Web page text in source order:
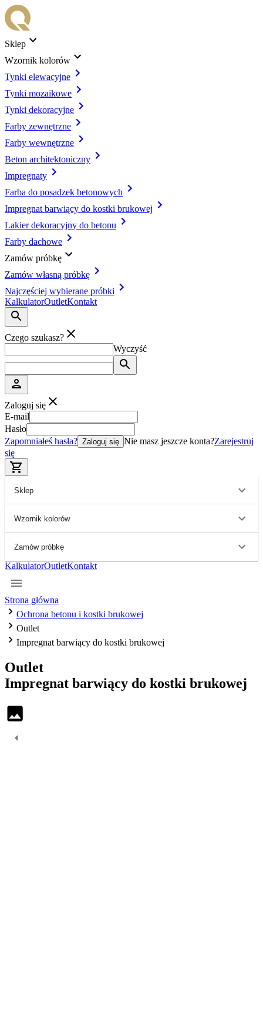
Sklep
Wzornik kolorów
Tynki elewacyjne
Tynki mozaikowe
Tynki dekoracyjne
Farby zewnętrzne
Farby wewnętrzne
Beton architektoniczny
Impregnaty
Farba do posadzek betonowych
Impregnat barwiący do kostki brukowej
Lakier dekoracyjny do betonu
Farby dachowe
Zamów próbkę
Zamów własną próbkę
Najczęściej wybierane próbki
KalkulatorOutletKontakt
Czego szukasz?
Wyczyść
Zaloguj się
E-mail
Hasło
Zapomniałeś hasła? Zaloguj się Nie masz jeszcze konta?Zarejestruj
się
Sklep
Wzornik kolorów
Zamów próbkę
KalkulatorOutletKontakt
Strona główna
Ochrona betonu i kostki brukowej
Outlet
Impregnat barwiący do kostki brukowej
Outlet
Impregnat barwiący do kostki brukowej